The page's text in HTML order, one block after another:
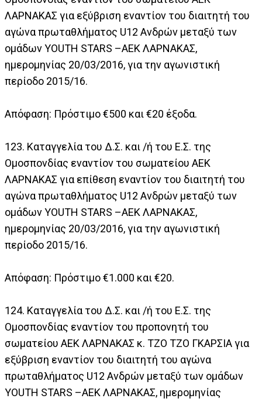
ΛΑΡΝΑΚΑΣ για εξύβριση εναντίον του διαιτητή του
αγώνα πρωταθλήματος U12 Ανδρών μεταξύ των
ομάδων YOUTH STARS –ΑΕΚ ΛΑΡΝΑΚΑΣ,
ημερομηνίας 20/03/2016, για την αγωνιστική
περίοδο 2015/16.
Απόφαση: Πρόστιμο €500 και €20 έξοδα.
123. Καταγγελία του Δ.Σ. και /ή του Ε.Σ. της
Ομοσπονδίας εναντίον του σωματείου ΑΕΚ
ΛΑΡΝΑΚΑΣ για επίθεση εναντίον του διαιτητή του
αγώνα πρωταθλήματος U12 Ανδρών μεταξύ των
ομάδων YOUTH STARS –ΑΕΚ ΛΑΡΝΑΚΑΣ,
ημερομηνίας 20/03/2016, για την αγωνιστική
περίοδο 2015/16.
Απόφαση: Πρόστιμο €1.000 και €20.
124. Καταγγελία του Δ.Σ. και /ή του Ε.Σ. της
Ομοσπονδίας εναντίον του προπονητή του
σωματείου ΑΕΚ ΛΑΡΝΑΚΑΣ κ. ΤΖΟ ΤΖΟ ΓΚΑΡΣΙΑ για
εξύβριση εναντίον του διαιτητή του αγώνα
πρωταθλήματος U12 Ανδρών μεταξύ των ομάδων
YOUTH STARS –ΑΕΚ ΛΑΡΝΑΚΑΣ, ημερομηνίας